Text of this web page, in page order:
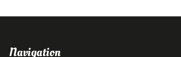
Navigation